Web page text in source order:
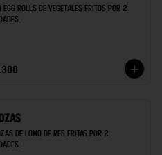
egg rolls de vegetales fritos por 2
de lomo de res fritas por 2